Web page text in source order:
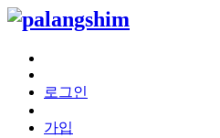
로그인
가입